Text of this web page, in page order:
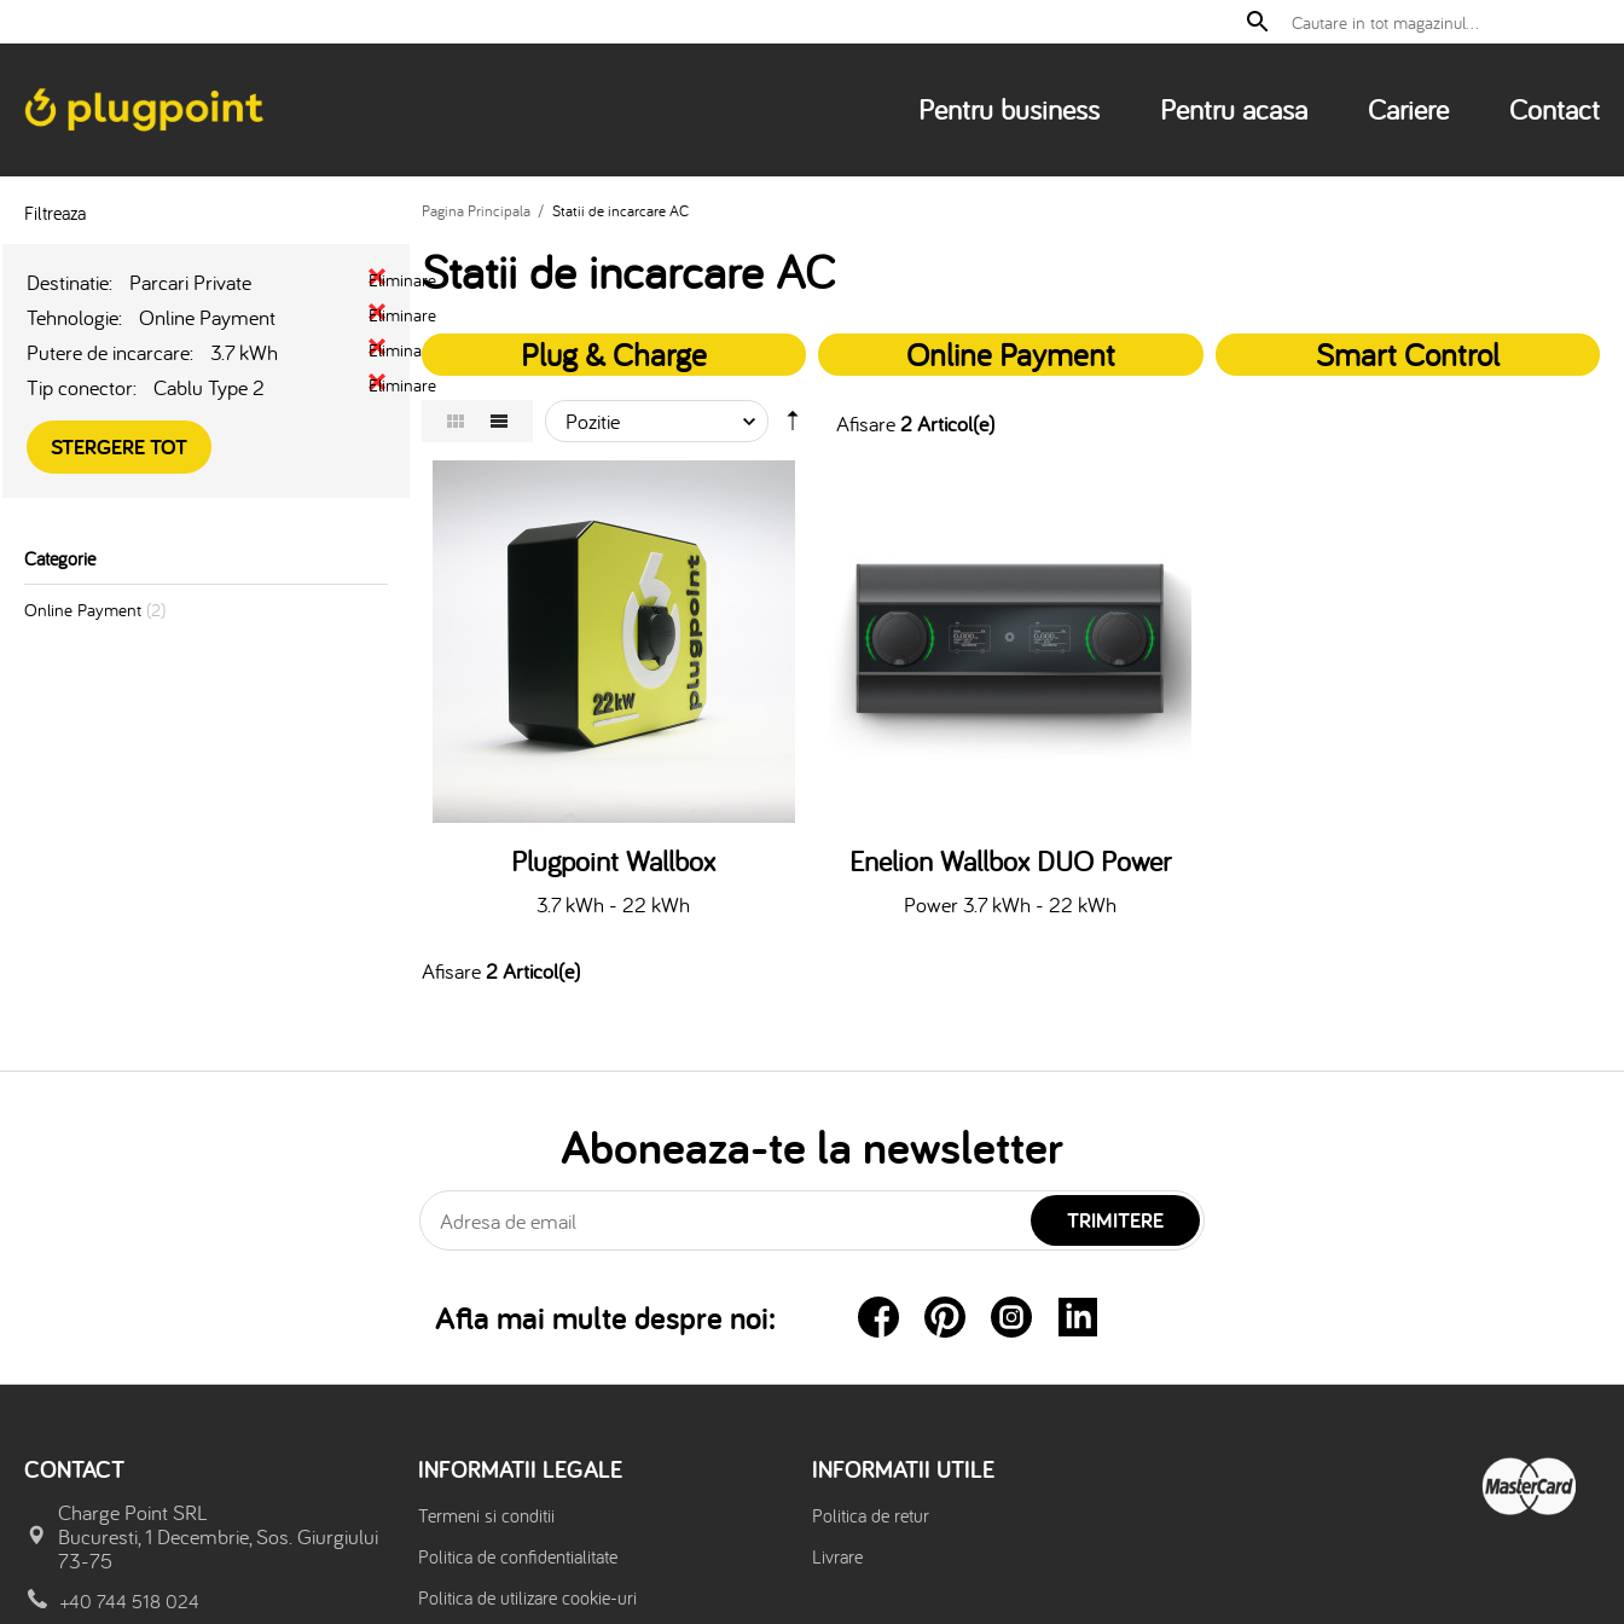
Pentru business Pentru acasa Cariere Contact
Filtreaza
Destinatie: Parcari Private Eliminare
Tehnologie: Online Payment Eliminare
Putere de incarcare: 3.7 kWh Eliminare
Tip conector: Cablu Type 2 Eliminare
STERGERE TOT
Categorie
Online Payment (2)
Pagina Principala / Statii de incarcare AC
Statii de incarcare AC
Plug & Charge Online Payment Smart Control
Afisare2 Articol(e)
Plugpoint Wallbox
3.7 kWh - 22 kWh
Enelion Wallbox DUO Power
Power 3.7 kWh - 22 kWh
Afisare2 Articol(e)
Aboneaza-te la newsletter
TRIMITERE
Afla mai multe despre noi:
CONTACT
Charge Point SRL
Bucuresti, 1 Decembrie, Sos. Giurgiului
73-75
+40 744 518 024
INFORMATII LEGALE
Termeni si conditii
Politica de confidentialitate
Politica de utilizare cookie-uri
INFORMATII UTILE
Politica de retur
Livrare